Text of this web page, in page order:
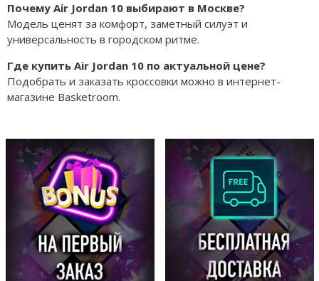
Почему Air Jordan 10 выбирают в Москве?
Модель ценят за комфорт, заметный силуэт и
универсальность в городском ритме.
Где купить Air Jordan 10 по актуальной цене?
Подобрать и заказать кроссовки можно в интернет-
магазине Basketroom.